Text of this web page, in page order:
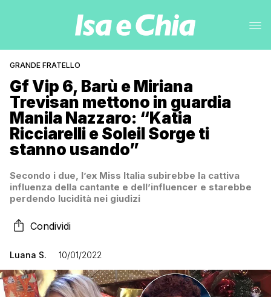
GRANDE FRATELLO
Gf Vip 6, Barù e Miriana
Trevisan mettono in guardia
Manila Nazzaro: “Katia
Ricciarelli e Soleil Sorge ti
stanno usando”
Secondo i due, l’ex Miss Italia subirebbe la cattiva
influenza della cantante e dell’influencer e starebbe
perdendo lucidità nei giudizi
Condividi
Luana S. 10/01/2022